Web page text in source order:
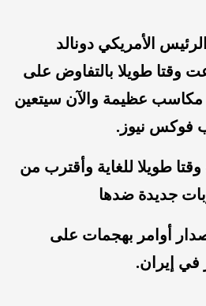
الأمريكي دونالد
وقتا طويلا بالتفاوض على
مكاسب عظيمة والآن سيتعين
فوكس نيوز.
طويلا للغاية وأقترب من
جديدة ضدها
أوامر بهجمات على
إيران.